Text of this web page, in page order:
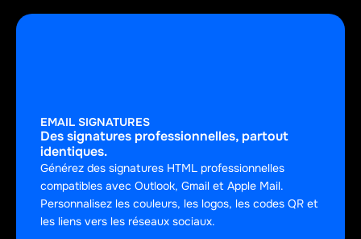
chaque membre de l'équipe.
EMAIL SIGNATURES
Des signatures professionnelles, partout
identiques.
Générez des signatures HTML professionnelles
compatibles avec Outlook, Gmail et Apple Mail.
Personnalisez les couleurs, les logos, les codes QR et
les liens vers les réseaux sociaux.